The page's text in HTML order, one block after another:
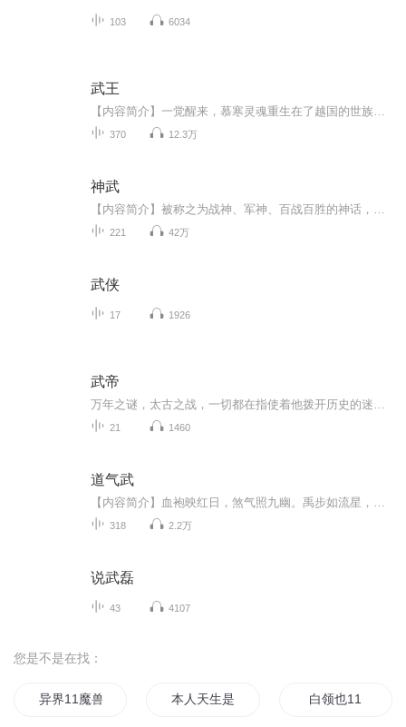
103 6034
武王
370 12.3万
神武
221 42万
武侠
17 1926
武帝
21 1460
道气武
318 2.2万
说武磊
43 4107
您是不是在找：
异界11魔兽 本人天生是11 白领也11